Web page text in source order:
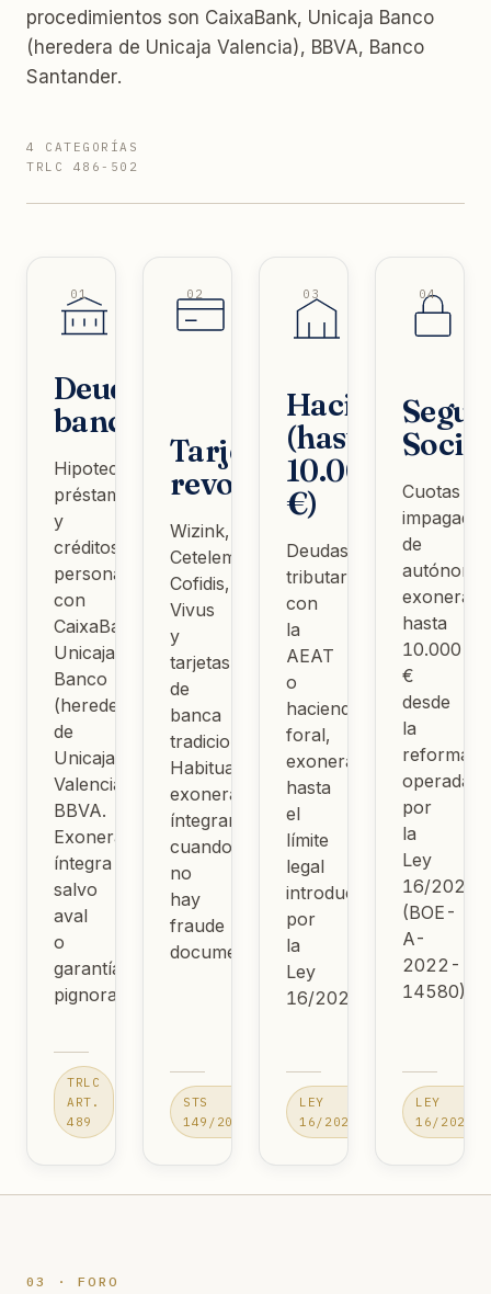
procedimientos son CaixaBank, Unicaja Banco
(heredera de Unicaja Valencia), BBVA, Banco
Santander.
4 CATEGORÍAS
TRLC 486-502
01
Deudas
bancarias
Hipotecas,
préstamos
y
créditos
personales
con
CaixaBank,
Unicaja
Banco
(heredera
de
Unicaja
Valencia),
BBVA.
Exoneración
íntegra
salvo
aval
o
garantía
pignorada.
TRLC
ART.
489
02
Tarjetas
revolving
Wizink,
Cetelem,
Cofidis,
Vivus
y
tarjetas
de
banca
tradicional.
Habitualmente
exonerables
íntegramente
cuando
no
hay
fraude
documentado.
STS
149/2020
03
Hacienda
(hasta
10.000
€)
Deudas
tributarias
con
la
AEAT
o
hacienda
foral,
exonerables
hasta
el
límite
legal
introducido
por
la
Ley
16/2022.
LEY
16/2022
04
Social
Cuotas
impagadas
de
hasta
10.000
€
desde
la
reforma
operada
por
la
Ley
16/2022
(BOE-
A-
2022-
14580).
LEY
16/2022
03 · FORO